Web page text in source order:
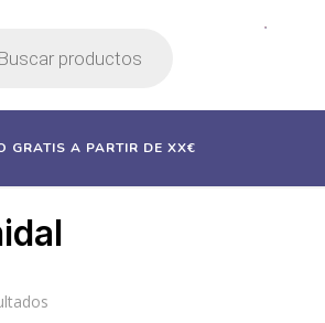
GRATIS A PARTIR DE XX€